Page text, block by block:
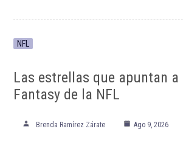
NFL
Las estrellas que apuntan a
Fantasy de la NFL
Brenda Ramírez Zárate Ago 9, 2026